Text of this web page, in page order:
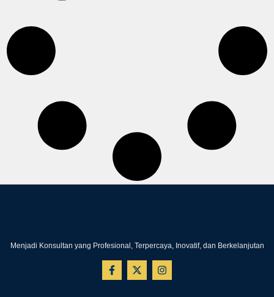
Menjadi Konsultan yang Profesional, Terpercaya, Inovatif, dan Berkelanjutan